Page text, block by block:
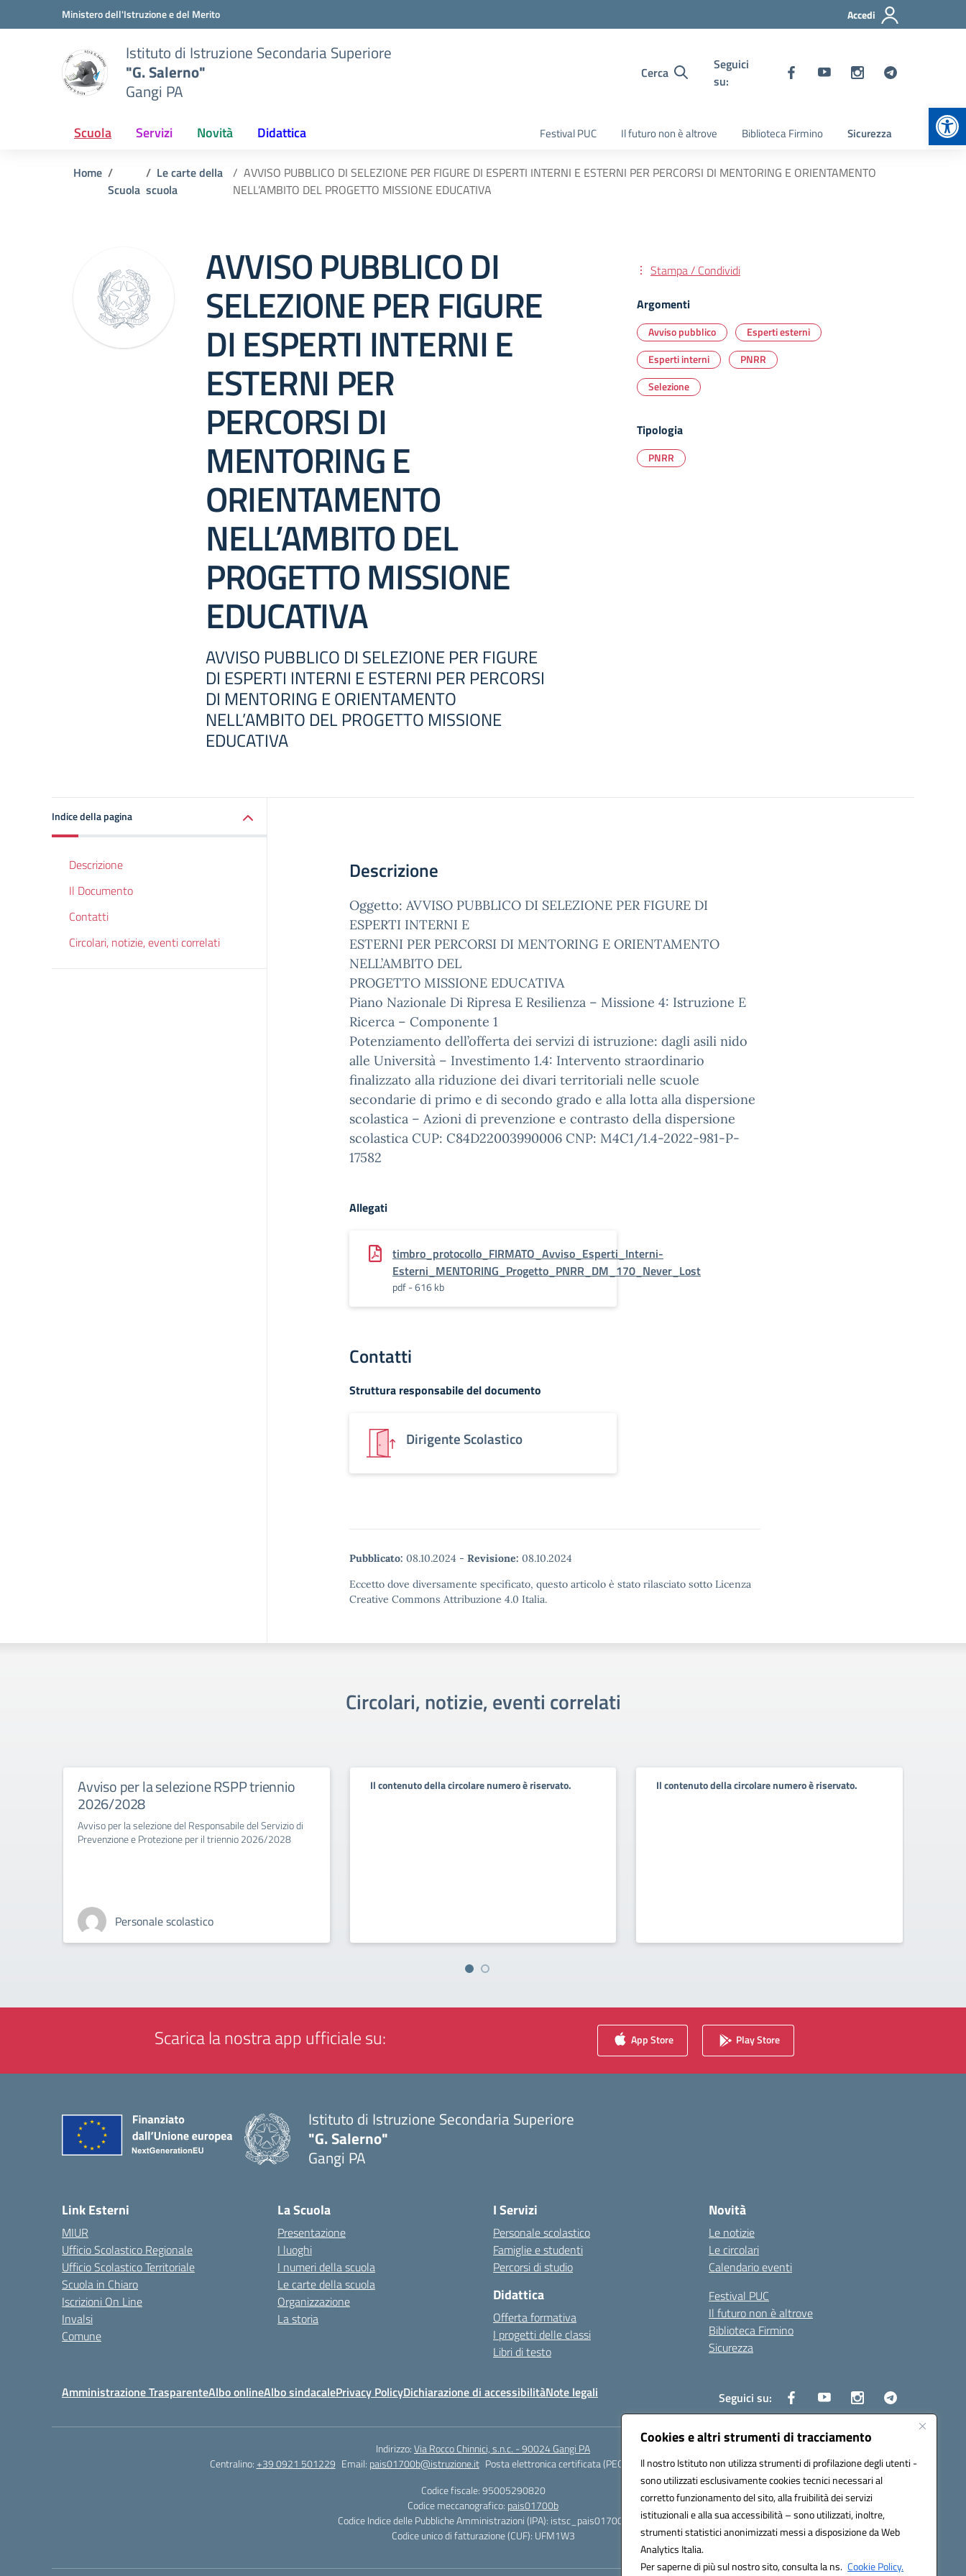
Cookies e altri strumenti di tracciamento
Il nostro Istituto non utilizza strumenti di profilazione degli utenti -
sono utilizzati esclusivamente cookies tecnici necessari al
corretto funzionamento del sito, alla fruibilità dei servizi
istituzionali e alla sua accessibilità – sono utilizzati, inoltre,
strumenti statistici anonimizzati messi a disposizione da Web
Analytics Italia.
Per saperne di più sul nostro sito, consulta la ns. Cookie Policy.
Vai ai contenuti
Vai al menu di navigazioneMinistero dell'Istruzione e del Merito Accedi
Istituto di Istruzione Secondaria Superiore
"G. Salerno"
Gangi PA
Cerca
Seguici
su:
Scuola Servizi Novità Didattica Festival PUC Il futuro non è altrove Biblioteca Firmino Sicurezza
Home
Scuola
Le carte della
scuola
AVVISO PUBBLICO DI SELEZIONE PER FIGURE DI ESPERTI INTERNI E ESTERNI PER PERCORSI DI MENTORING E ORIENTAMENTO
NELL’AMBITO DEL PROGETTO MISSIONE EDUCATIVA
AVVISO PUBBLICO DI
SELEZIONE PER FIGURE
DI ESPERTI INTERNI E
ESTERNI PER
PERCORSI DI
MENTORING E
ORIENTAMENTO
NELL’AMBITO DEL
PROGETTO MISSIONE
EDUCATIVA
AVVISO PUBBLICO DI SELEZIONE PER FIGURE
DI ESPERTI INTERNI E ESTERNI PER PERCORSI
DI MENTORING E ORIENTAMENTO
NELL’AMBITO DEL PROGETTO MISSIONE
EDUCATIVA
Stampa / Condividi
Argomenti
Avviso pubblico
Esperti esterni
Esperti interni
PNRR
Selezione
Tipologia
PNRR
Indice della pagina
Descrizione
Il Documento
Contatti
Circolari, notizie, eventi correlati
Descrizione
Oggetto: AVVISO PUBBLICO DI SELEZIONE PER FIGURE DI
ESPERTI INTERNI E
ESTERNI PER PERCORSI DI MENTORING E ORIENTAMENTO
NELL’AMBITO DEL
PROGETTO MISSIONE EDUCATIVA
Piano Nazionale Di Ripresa E Resilienza – Missione 4: Istruzione E
Ricerca – Componente 1
Potenziamento dell’offerta dei servizi di istruzione: dagli asili nido
alle Università – Investimento 1.4: Intervento straordinario
finalizzato alla riduzione dei divari territoriali nelle scuole
secondarie di primo e di secondo grado e alla lotta alla dispersione
scolastica – Azioni di prevenzione e contrasto della dispersione
scolastica CUP: C84D22003990006 CNP: M4C1/1.4-2022-981-P-
17582
Allegati
timbro_protocollo_FIRMATO_Avviso_Esperti_Interni-
Esterni_MENTORING_Progetto_PNRR_DM_170_Never_Lost
pdf - 616 kb
Contatti
Struttura responsabile del documento
Dirigente Scolastico
Pubblicato: 08.10.2024 - Revisione: 08.10.2024
Eccetto dove diversamente specificato, questo articolo è stato rilasciato sotto Licenza
Creative Commons Attribuzione 4.0 Italia.
Circolari, notizie, eventi correlati
Avviso per la selezione RSPP triennio
2026/2028
Avviso per la selezione del Responsabile del Servizio di
Prevenzione e Protezione per il triennio 2026/2028
Personale scolastico
Il contenuto della circolare numero è riservato. Il contenuto della circolare numero è riservato.
Scarica la nostra app ufficiale su: App Store Play Store
Istituto di Istruzione Secondaria Superiore
"G. Salerno"
Gangi PA
Link Esterni
MIUR
Ufficio Scolastico Regionale
Ufficio Scolastico Territoriale
Scuola in Chiaro
Iscrizioni On Line
Invalsi
Comune
La Scuola
Presentazione
I luoghi
I numeri della scuola
Le carte della scuola
Organizzazione
La storia
I Servizi
Personale scolastico
Famiglie e studenti
Percorsi di studio
Didattica
Offerta formativa
I progetti delle classi
Libri di testo
Novità
Le notizie
Le circolari
Calendario eventi
Festival PUC
Il futuro non è altrove
Biblioteca Firmino
Sicurezza
Amministrazione TrasparenteAlbo onlineAlbo sindacalePrivacy PolicyDichiarazione di accessibilitàNote legali Seguici su:
Indirizzo:Via Rocco Chinnici, s.n.c. - 90024 Gangi PA
Centralino:+39 0921 501229 Email: pais01700b@istruzione.it Posta elettronica certificata (PEC):
pais01700b@pec.istruzione.it
Codice fiscale: 95005290820
Codice meccanografico: pais01700b
Codice Indice delle Pubbliche Amministrazioni (IPA): istsc_pais01700b
Codice unico di fatturazione (CUF): UFM1W3